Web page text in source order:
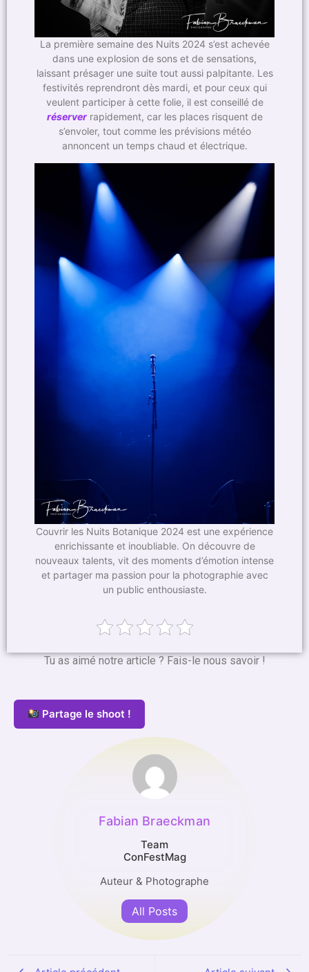
La première semaine des Nuits 2024 s’est achevée
dans une explosion de sons et de sensations,
laissant présager une suite tout aussi palpitante. Les
festivités reprendront dès mardi, et pour ceux qui
veulent participer à cette folie, il est conseillé de
réserverrapidement, car les places risquent de
s’envoler, tout comme les prévisions météo
annoncent un temps chaud et électrique.
Couvrir les Nuits Botanique 2024 est une expérience
enrichissante et inoubliable. On découvre de
nouveaux talents, vit des moments d’émotion intense
et partager ma passion pour la photographie avec
un public enthousiaste.
Tu as aimé notre article ? Fais-le nous savoir !
Partage le shoot !
Fabian Braeckman
Team
ConFestMag
Auteur & Photographe
All Posts